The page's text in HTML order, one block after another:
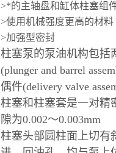
>*的主轴盘和缸体柱塞组
>使用机械强度更高的材料
>加强型密封
柱塞泵的泵油机构包括
(plunger and barrel
偶件(delivery valve
柱塞和柱塞套是一对精
隙为0.002～0.003mm
柱塞头部圆柱面上切有